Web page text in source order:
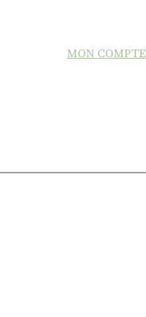
MON COMPTE